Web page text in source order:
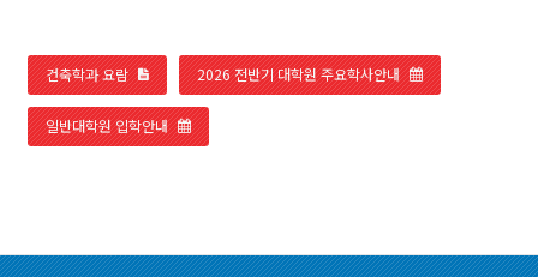
건축학과 요람 2026 전반기 대학원 주요학사안내
일반대학원 입학안내